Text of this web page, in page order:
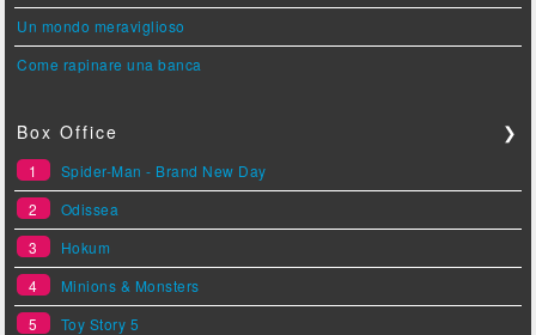
Un mondo meraviglioso
Come rapinare una banca
Box Office ❯
1
Spider-Man - Brand New Day
2
Odissea
3
Hokum
4
Minions & Monsters
5
Toy Story 5